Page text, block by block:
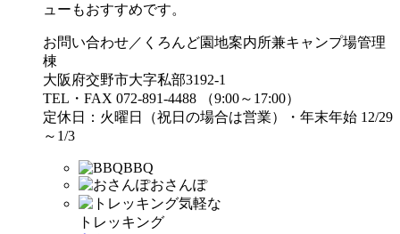
ューもおすすめです。
お問い合わせ／くろんど園地案内所兼キャンプ場管理
棟
大阪府交野市大字私部3192-1
TEL・FAX 072-891-4488 （9:00～17:00）
定休日：火曜日（祝日の場合は営業）・年末年始 12/29
～1/3
BBQ
おさんぽ
気軽な
トレッキング